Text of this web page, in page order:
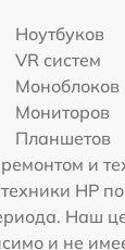
Ноутбуков
VR систем
Моноблоков
Мониторов
Планшетов
и
HP
Наш
и не